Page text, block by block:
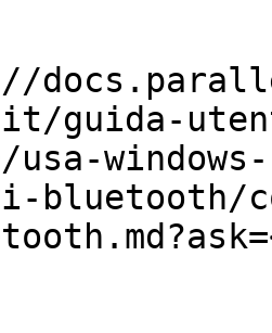
guida-
usa-
bluetooth/